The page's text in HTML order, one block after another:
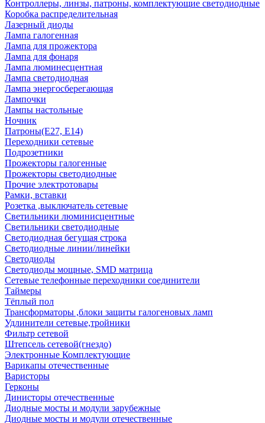
Контроллеры, линзы, патроны, комплектующие светодиодные
Коробка распределительная
Лазерный диоды
Лампа галогенная
Лампа для прожектора
Лампа для фонаря
Лампа люминесцентная
Лампа светодиодная
Лампа энергосберегающая
Лампочки
Лампы настольные
Ночник
Патроны(Е27, Е14)
Переходники сетевые
Подрозетники
Прожекторы галогенные
Прожекторы светодиодные
Прочие электротовары
Рамки, вставки
Розетка ,выключатель сетевые
Светильники люминисцентные
Светильники светодиодные
Светодиодная бегущая строка
Светодиодные линии/линейки
Светодиоды
Светодиоды мощные, SMD матрица
Сетевые телефонные переходники соединители
Таймеры
Тёплый пол
Трансформаторы ,блоки защиты галогеновых ламп
Удлинители сетевые,тройники
Фильтр сетевой
Штепсель сетевой(гнездо)
Электронные Комплектующие
Варикапы отечественные
Варисторы
Герконы
Динисторы отечественные
Диодные мосты и модули зарубежные
Диодные мосты и модули отечественные